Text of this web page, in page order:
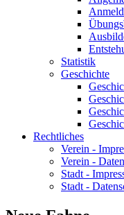
Statistik
Geschichte
Rechtliches
Verein -
Verein -
Stadt -
Stadt -